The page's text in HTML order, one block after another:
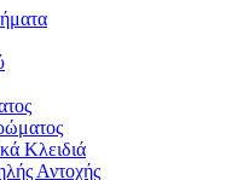
Κλειδιά
Αντοχής